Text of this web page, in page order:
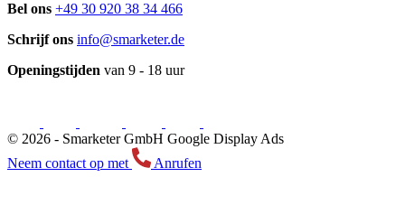
Bel ons +49 30 920 38 34 466
Schrijf ons info@smarketer.de
Openingstijden van 9 - 18 uur
© 2026 - Smarketer GmbH Google Display Ads
Neem contact op met
Anrufen